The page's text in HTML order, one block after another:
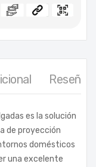
Reseñas
es la solución
de proyección
domésticos
una excelente